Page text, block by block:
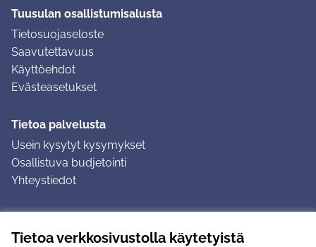
Tietoa verkkosivustolla käytetyistä
Tuusulan osallistumisalusta
Tietosuojaseloste
Saavutettavuus
Käyttöehdot
Evästeasetukset
Tietoa palvelusta
Usein kysytyt kysymykset
Osallistuva budjetointi
Yhteystiedot
Ohjeet kirjautumiseen